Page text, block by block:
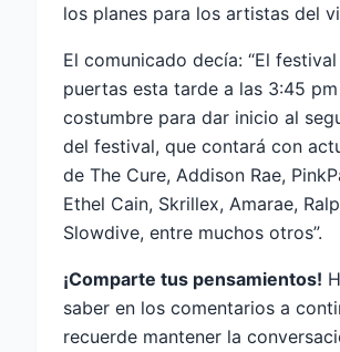
los planes para los artistas del
El comunicado decía: “El
puertas esta tarde a las 3:45
costumbre para dar inicio al
del festival, que contará con
de The Cure, Addison Rae,
Ethel Cain, Skrillex, Amarae,
Slowdive, entre muchos otros”.
¡Comparte tus pensamientos!
saber en los comentarios a
recuerde mantener la